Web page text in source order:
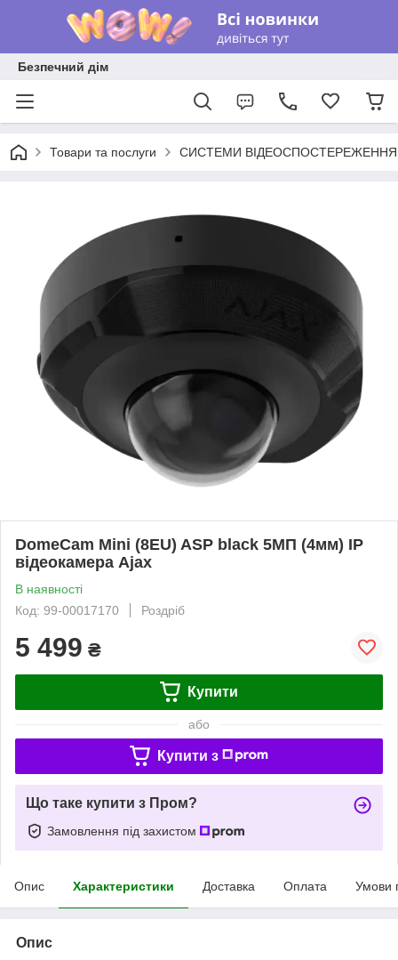
Безпечний дім
Товари та послуги СИСТЕМИ ВІДЕОСПОСТЕРЕЖЕННЯ
DomeCam Mini (8EU) ASP black 5МП (4мм) IP
відеокамера Ajax
В наявності
Код: 99-00017170
Роздріб
5 499 ₴
Купити
або
Купити з
Що таке купити з Пром?
Замовлення під захистом
Опис Характеристики Доставка Оплата Умови
Опис